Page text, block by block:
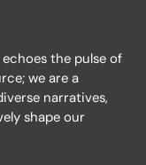
the pulse of
we are a
narratives,
shape our